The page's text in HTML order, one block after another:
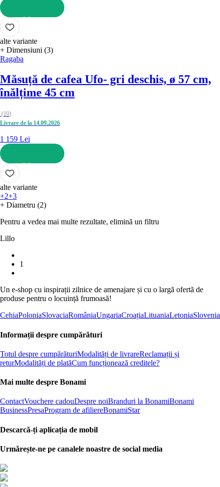
ADAUGĂ ÎN COȘ
alte variante
+ Dimensiuni (3)
Ragaba
Măsuță de cafea Ufo- gri deschis, ø 57 cm,
înălțime 45 cm
(10)
Livrare de la 14.09.2026
1 159 Lei
ADAUGĂ ÎN COȘ
alte variante
+2+3
+ Diametru (2)
Pentru a vedea mai multe rezultate, elimină un filtru
Lillo
1
Un e-shop cu inspirații zilnice de amenajare și cu o largă ofertă de
produse pentru o locuință frumoasă!
CehiaPoloniaSlovaciaRomâniaUngariaCroațiaLituaniaLetoniaSlovenia
Informații despre cumpărături
Totul despre cumpărăturiModalități de livrareReclamații și
returModalități de platăCum funcționează creditele?
Mai multe despre Bonami
ContactVouchere cadouDespre noiBranduri la BonamiBonami
BusinessPresaProgram de afiliereBonamiStar
Descarcă-ți aplicația de mobil
Urmărește-ne pe canalele noastre de social media